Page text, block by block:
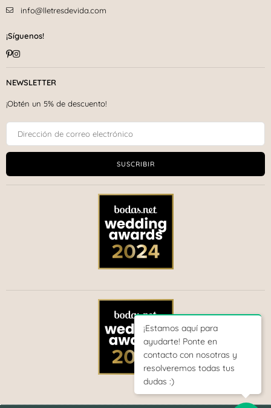
info@lletresdevida.com
¡Síguenos!
Pinterest
Instagram
NEWSLETTER
¡Obtén un 5% de descuento!
SUSCRIBIR
¡Estamos aquí para
ayudarte! Ponte en
contacto con nosotras y
resolveremos todas tus
dudas :)